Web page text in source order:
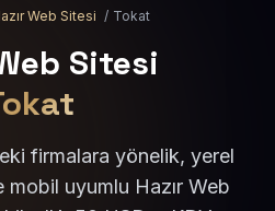
Web Sitesi / Tokat
Sitesi
firmalara yönelik, yerel
mobil uyumlu Hazır Web